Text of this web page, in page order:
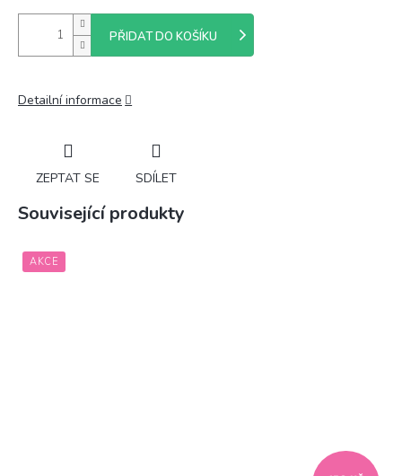
PŘIDAT DO KOŠÍKU
Detailní informace
ZEPTAT SE SDÍLET
Související produkty
AKCE